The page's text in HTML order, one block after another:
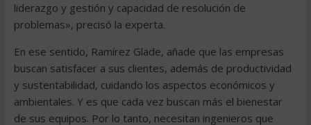
liderazgo y gestión y capacidad de resolución de
problemas», precisó la experta.
En ese sentido, Ramírez Glade, añade que las empresas
buscan satisfacer a sus clientes, además de productividad
y sustentabilidad, cuidando los aspectos económicos y
ambientales. Y es que cada vez buscan más el bienestar
de sus equipos. Por lo tanto, necesitan ingenieros que